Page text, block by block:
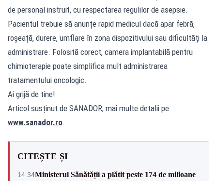
de personal instruit, cu respectarea regulilor de asepsie.
Pacientul trebuie să anunțe rapid medicul dacă apar febră,
roșeață, durere, umflare în zona dispozitivului sau dificultăți la
administrare. Folosită corect, camera implantabilă pentru
chimioterapie poate simplifica mult administrarea
tratamentului oncologic.
Ai grijă de tine!
Articol susținut de SANADOR, mai multe detalii pe
www.sanador.ro.
CITEȘTE ȘI
14:34Ministerul Sănătății a plătit peste 174 de milioane